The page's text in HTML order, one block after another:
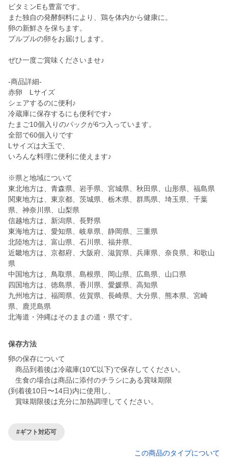
ビタミンEも豊富です。
また独自の発酵飼料により、鶏を体内から健康に。
卵の新鮮さを保ちます。
プルプルの卵をお届けします。
ぜひ一度ご賞味くださいませ♪
-商品詳細-
赤卵 Lサイズ
シェアするのに便利♪
冷蔵庫に保存するにも便利です♪
たまご10個入りのパックが6つ入っています。
全部で60個入りです
Lサイズは大玉で、
いろんな料理に便利に使えます♪
※県と地域について
東北地方は、青森県、岩手県、宮城県、秋田県、山形県、福島県
関東地方は、東京都、茨城県、栃木県、群馬県、埼玉県、千葉
県、神奈川県、山梨県
信越地方は、新潟県、長野県
東海地方は、愛知県、岐阜県、静岡県、三重県
北陸地方は、富山県、石川県、福井県、
近畿地方は、京都府、大阪府、滋賀県、兵庫県、奈良県、和歌山
県
中国地方は、鳥取県、島根県、岡山県、広島県、山口県
四国地方は、徳島県、香川県、愛媛県、高知県
九州地方は、福岡県、佐賀県、長崎県、大分県、熊本県、宮崎
県、鹿児島県
北海道・沖縄はそのままの道・県です。
保存方法
卵の保存について
商品到着後は冷蔵庫(10℃以下)で保存してください。
生食の場合は商品に添付のチラシにある賞味期限
(到着後10日〜14日)内に使用し、
賞味期限後は充分に加熱調理してください。
#ギフト対応可
この商品のタイプについて